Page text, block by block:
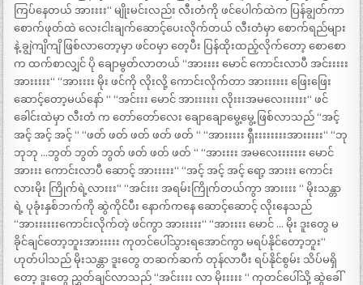
ကြပ်နေတယ် အားးးး“ မျိုးမင်းလည်း လီးတံကို ဖင်ပေါက်ထဲက ပြန်ချွတ်ကာ
စောက်ဖုတ်ထဲ လေးငါးချက်ဆောင့်ပေးလိုက်တယ် လီးတံမှာ စောက်ရည်များ
နဲ့ ချွဲကျိကျိ ဖြစ်လာတော့မှာ ဖင်ဝမှာ တေ့ပီး ပြန်ထိုးထည့်လိုက်တော့ စောစော
က ထက်စာလျှင် ပို ချောမွတ်လာတယ် “အားးးး မောင် ကောင်းလာပီ အင်းးးးး
အားးးးး“ “အားးးး မိုး ဖင်ကို လိုးလို့ ကောင်းလိုက်တာ အားးးးးး ဖြေးဖြေး
ဆောင့်တော့မယ်နော် “ “အင်းးး မောင် အားးးးးး လိုးးးအမလေးးးးးး“ ဖင်
ခေါင်းထဲမှာ လီးတံ က တော်တော်လေး ချောချောမွေ့မွေ့ ဖြစ်လာသည် “အင့်
အင့် အင့် အင့် “ “ဖတ် ဖတ် ဖတ် ဖတ် ဖတ် “ “အားးးးး ရှီးးးးးးးးအားးးးး“ “ဘု
ဘုဘု …ဘွတ် ဘွတ် ဘွတ် ဖတ် ဖတ် ဖတ် “ “အားးးး အမလေးးးးးးး မောင်
အားးး ကောင်းလာပီ ဆောင့် အားးးးး“ “အင့် အင့် အင့် ရော့ အားးး ကောင်း
လားမိုး ကြိုက်ရဲ့လားးး“ “အင်းးး အရမ်းကြိုက်တယ်ကွာ အားးးး “ မိုးသန္တာ
ရဲ့ ပုခုံးနှစ်ဘက်ကို ဆွဲကိုင်ပီး နောက်ကနေ ဆောင့်ဆောင့် လိုးနေသည်
“အားးးးးးကောင်းလိုက်တဲ့ ဖင်ကွာ အားးးးး“ “အားးးး မောင် … မိုး ဒူးတွေ မ
ခိုင်ချင်တော့ဘူးအားးးးး ကုတင်ပေါ်သွားရအောင်ကွာ မရပ်နိုင်တော့ဘူး“
ဟုတ်ပါသည် မိုးသန္တာ ဒူးတွေ တဆက်ဆက် တုန်လာပီး ရပ်နိုင်စွမ်း သိပ်မရှိ
တော့ ဒူးတွေ ညွှတ်ချင်လာသည် “အင်းးးး လာ မိုးးးးး “ ကုတင်ပေါ်သို့ ဆွဲခေါ်